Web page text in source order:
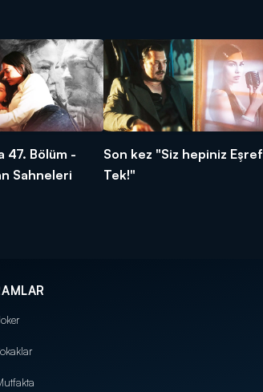
47. Bölüm -
Sahneleri
Son kez "Siz hepiniz Eşref
Tek!"